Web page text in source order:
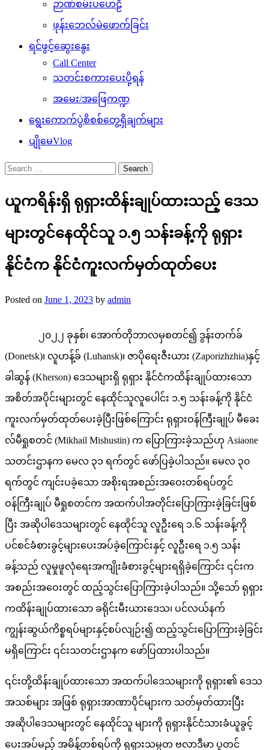
ဉာဏ်စမ်းပဟေဠိ
ဖုန်းဘေလ်မဲဖောက်ခြင်း
ရင်ဖွင့်ဆွေးနွေး
Call Center
သတင်းစကားပေးပို့ရန်
အမေး/အဖြေကဏ္ဍ
ရွေးကောက်ပွဲစိစစ်တွေ့ရှိချက်များ
ပျိုမေVlog
Search
for:
ယူကရိန်းရှိ ရုရှားထိန်းချုပ်ထားသည့် ဒေသ
များတွင်နေထိုင်သူ ၁.၅ သန်းခန့်ကို ရုရှား
နိုင်ငံက နိုင်ငံကူးလက်မှတ်ထုတ်ပေး
Posted on June 1, 2023 by admin
၂၀၂၂ ခုနှစ်၊ အောက်တိုဘာလမှစတင်၍ ဒွန်းတက်ခ်
(Donetsk)၊ လူဟန့်ခ် (Luhansk)၊ ဇာပိုရေးဇီးယား (Zaporizhzhia)နှင့်
ခါဆွန် (Kherson) ဒေသများရှိ ရုရှား နိုင်ငံကထိန်းချုပ်ထားသော
အစိတ်အပိုင်းများတွင် နေထိုင်သူလူပေါင်း ၁.၅ သန်းခန့်ကို နိုင်ငံ
ကူးလက်မှတ်ထုတ်ပေးခဲ့ပြီးဖြစ်ကြောင်း ရုရှားဝန်ကြီးချုပ် မီခေး
လ်မီရှုစတင် (Mikhail Mishustin) က ပြောကြားခဲ့သည်ဟု Asiaone
သတင်းဌာနက မေလ ၃၁ ရက်တွင် ဖော်ပြခဲ့ပါသည်။ မေလ ၃၀
ရက်တွင် ကျင်းပခဲ့သော အစိုးရအစည်းအဝေးတစ်ရပ်တွင်
ဝန်ကြီးချုပ် မီရှုစတင်က အထက်ပါအတိုင်းပြောကြားခဲ့ခြင်းဖြစ်
ပြီး အဆိုပါဒေသများတွင် နေထိုင်သူ လူဦးရေ ၁.၆ သန်းခန့်ကို
ပင်စင်ခံစားခွင့်များပေးအပ်ခဲ့ကြောင်းနှင့် လူဦးရေ ၁.၅ သန်း
ခန့်သည် လူမှုဖူလုံရေးအကျိုးခံစားခွင့်များရရှိခဲ့ကြောင်း ၎င်းက
အစည်းအဝေးတွင် ထည့်သွင်းပြောကြားခဲ့ပါသည်။ သို့သော် ရုရှား
ကထိန်းချုပ်ထားသော ခရိုင်းမီးယားဒေသ၊ ပင်လယ်နက်
ကျွန်းဆွယ်ကိစ္စရပ်များနှင့်စပ်လျဉ်း၍ ထည့်သွင်းပြောကြားခဲ့ခြင်း
မရှိကြောင်း ၎င်းသတင်းဌာနက ဖော်ပြထားပါသည်။
၎င်းတို့ထိန်းချုပ်ထားသော အထက်ပါဒေသများကို ရုရှား၏ ဒေသ
အသစ်များ အဖြစ် ရုရှားအာဏာပိုင်များက သတ်မှတ်ထားပြီး
အဆိုပါဒေသများတွင် နေထိုင်သူ များကို ရုရှားနိုင်ငံသားခံယူခွင့်
ပေးအပ်မည့် အမိန့်တစ်ရပ်ကို ရုရှားသမ္မတ ဗလာဒီမာ ပူတင်